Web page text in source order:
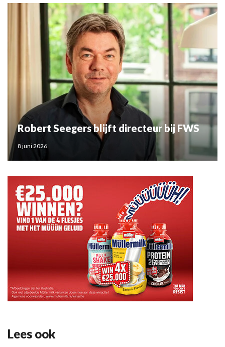
Robert Seegers blijft directeur bij FWS
8 juni 2026
Lees ook